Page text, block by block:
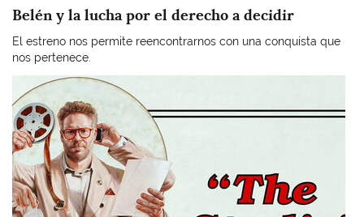
Belén y la lucha por el derecho a decidir
El estreno nos permite reencontrarnos con una conquista que
nos pertenece.
Imagen